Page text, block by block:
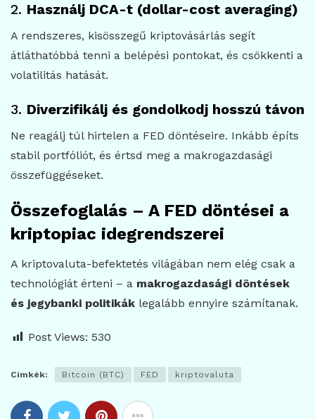
2. Használj DCA-t (dollar-cost averaging)
A rendszeres, kisösszegű kriptovásárlás segít
átláthatóbbá tenni a belépési pontokat, és csökkenti a
volatilitás hatását.
3. Diverzifikálj és gondolkodj hosszú távon
Ne reagálj túl hirtelen a FED döntéseire. Inkább építs
stabil portfóliót, és értsd meg a makrogazdasági
összefüggéseket.
Összefoglalás – A FED döntései a
kriptopiac idegrendszerei
A kriptovaluta-befektetés világában nem elég csak a
technológiát érteni – a makrogazdasági döntések
és jegybanki politikák legalább ennyire számítanak.
Post Views: 530
Címkék: Bitcoin (BTC) FED kriptovaluta